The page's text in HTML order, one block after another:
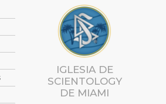
IGLESIA DE
SCIENTOLOGY
DE MIAMI